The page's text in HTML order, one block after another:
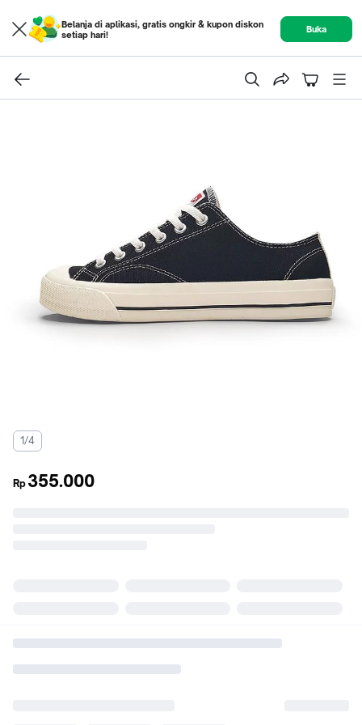
Belanja di aplikasi, gratis ongkir & kupon diskon
setiap hari!
Buka
1/4
Rp 355.000